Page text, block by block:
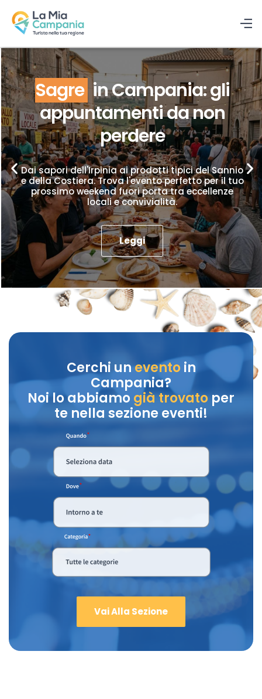
Sagre in Campania: gli
appuntamenti da non
perdere
Dai sapori dell'Irpinia ai prodotti tipici del Sannio
e della Costiera. Trova l'evento perfetto per il tuo
prossimo weekend fuori porta tra eccellenze
locali e convivialità.
Leggi
Cerchi unevento in
Campania?
Noi lo abbiamo già trovatoper
te nella sezione eventi!
Vai Alla Sezione